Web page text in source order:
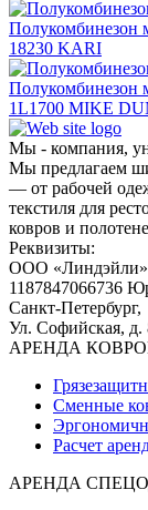
Полукомбинезон
18230 KARI
Полукомбинезон
1L1700 MIKE
Мы - компания,
Мы предлагаем
— от рабочей
текстиля для
ковров и
Реквизиты:
ООО «Линдэйли»
1187847066736
Санкт-Петербург,
Ул. Софийская, д.
АРЕНДА
Сменные
Расчет
АРЕНДА